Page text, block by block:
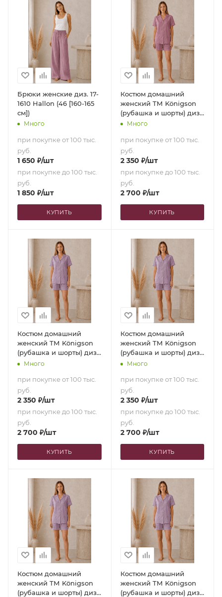
Брюки женские диз. 17-
1610 Hallon (46 [160-165
см])
Много
при покупке от 100 тыс.
руб.
1 650 ₽/шт
при покупке до 100 тыс.
руб.
1 850 ₽/шт
КУПИТЬ
Костюм домашний
женский ТМ Königson
(рубашка и шорты) диз.
17-1610 Hallon (46 [160-
Много
при покупке от 100 тыс.
руб.
2 350 ₽/шт
при покупке до 100 тыс.
руб.
2 700 ₽/шт
КУПИТЬ
Костюм домашний
женский ТМ Königson
(рубашка и шорты) диз.
17-3612 Lila (50 [165-170
Много
при покупке от 100 тыс.
руб.
2 350 ₽/шт
при покупке до 100 тыс.
руб.
2 700 ₽/шт
КУПИТЬ
Костюм домашний
женский ТМ Königson
(рубашка и шорты) диз.
17-3612 Lila (48 [160-165
Много
при покупке от 100 тыс.
руб.
2 350 ₽/шт
при покупке до 100 тыс.
руб.
2 700 ₽/шт
КУПИТЬ
Костюм домашний
женский ТМ Königson
(рубашка и шорты) диз.
Костюм домашний
женский ТМ Königson
(рубашка и шорты) диз.